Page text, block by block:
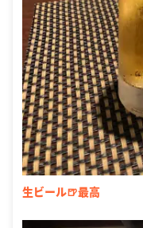
生ビール🍺最高